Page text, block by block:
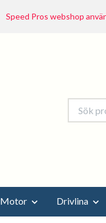
Speed Pros webshop
Motor Drivlina